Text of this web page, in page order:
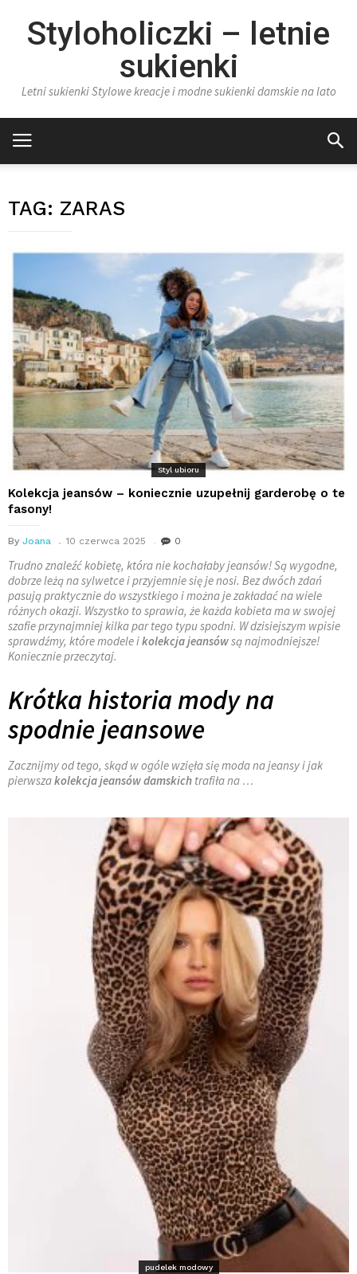
Styloholiczki – letnie
sukienki
Letni sukienki Stylowe kreacje i modne sukienki damskie na lato
TAG: ZARAS
Styl ubioru
Kolekcja jeansów – koniecznie uzupełnij garderobę o te
fasony!
By Joana 10 czerwca 2025 0
Trudno znaleźć kobietę, która nie kochałaby jeansów! Są wygodne,
dobrze leżą na sylwetce i przyjemnie się je nosi. Bez dwóch zdań
pasują praktycznie do wszystkiego i można je zakładać na wiele
różnych okazji. Wszystko to sprawia, że każda kobieta ma w swojej
szafie przynajmniej kilka par tego typu spodni. W dzisiejszym wpisie
sprawdźmy, które modele ikolekcja jeansówsą najmodniejsze!
Koniecznie przeczytaj.
Krótka historia mody na
spodnie jeansowe
Zacznijmy od tego, skąd w ogóle wzięła się moda na jeansy i jak
pierwszakolekcja jeansów damskich trafiła na …
pudelek modowy